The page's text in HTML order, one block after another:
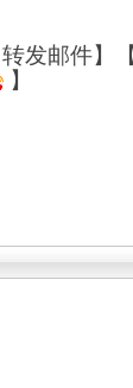
转发邮件】
】